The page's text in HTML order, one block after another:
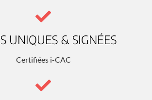
UNIQUES & SIGNÉES
Certifiées i-CAC